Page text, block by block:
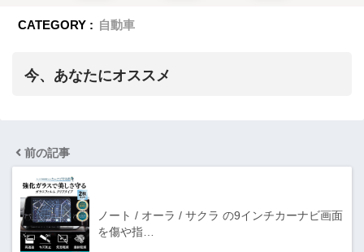
CATEGORY : 自動車
今、あなたにオススメ
前の記事
ノート / オーラ / サクラ の9インチカーナビ画面
を傷や指…